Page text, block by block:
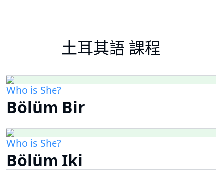
土耳其語 課程
Who is She?
Bölüm Bir
Who is She?
Bölüm Iki